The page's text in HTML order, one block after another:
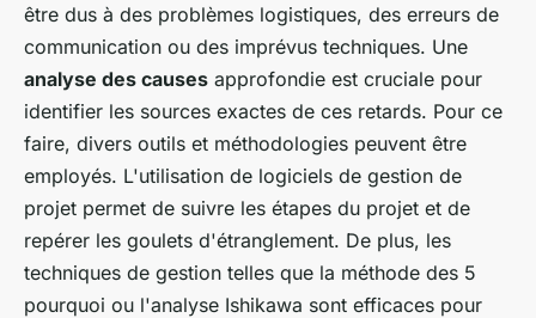
être dus à des problèmes logistiques, des erreurs de
communication ou des imprévus techniques. Une
analyse des causes approfondie est cruciale pour
identifier les sources exactes de ces retards. Pour ce
faire, divers outils et méthodologies peuvent être
employés. L'utilisation de logiciels de gestion de
projet permet de suivre les étapes du projet et de
repérer les goulets d'étranglement. De plus, les
techniques de gestion telles que la méthode des 5
pourquoi ou l'analyse Ishikawa sont efficaces pour